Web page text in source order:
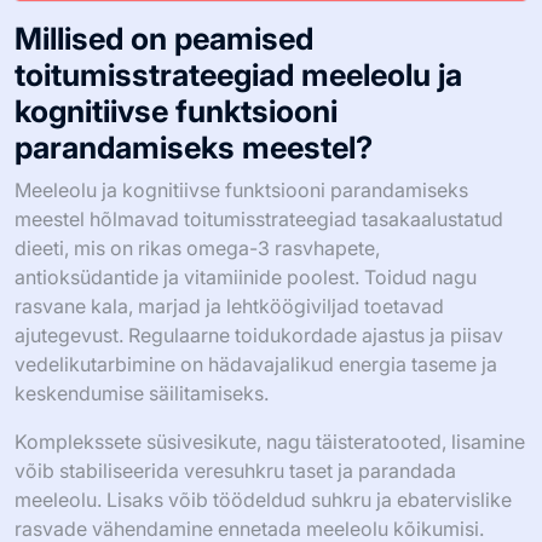
Millised on peamised
toitumisstrateegiad meeleolu ja
kognitiivse funktsiooni
parandamiseks meestel?
Meeleolu ja kognitiivse funktsiooni parandamiseks
meestel hõlmavad toitumisstrateegiad tasakaalustatud
dieeti, mis on rikas omega-3 rasvhapete,
antioksüdantide ja vitamiinide poolest. Toidud nagu
rasvane kala, marjad ja lehtköögiviljad toetavad
ajutegevust. Regulaarne toidukordade ajastus ja piisav
vedelikutarbimine on hädavajalikud energia taseme ja
keskendumise säilitamiseks.
Komplekssete süsivesikute, nagu täisteratooted, lisamine
võib stabiliseerida veresuhkru taset ja parandada
meeleolu. Lisaks võib töödeldud suhkru ja ebatervislike
rasvade vähendamine ennetada meeleolu kõikumisi.